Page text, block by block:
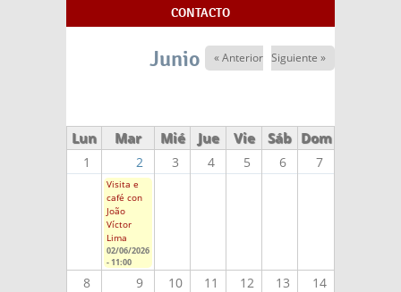
CONTACTO
Junio 2026
« Anterior Siguiente »
Lun Mar Mié Jue Vie Sáb Dom
1 2 3 4 5 6 7
Visita e
café con
João
Víctor
Lima
02/06/2026
- 11:00
8 9 10 11 12 13 14